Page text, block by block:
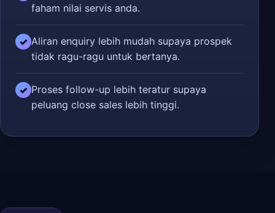
faham nilai servis anda.
✓ Aliran enquiry lebih mudah supaya prospek
tidak ragu-ragu untuk bertanya.
✓ Proses follow-up lebih teratur supaya
peluang close sales lebih tinggi.